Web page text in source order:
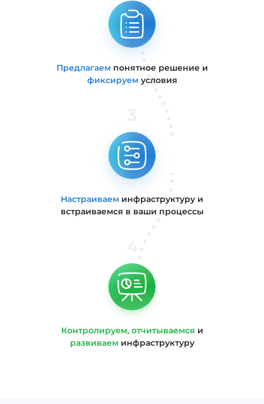
Предлагаемпонятное решение и
фиксируемусловия
Настраиваем инфраструктуру и
встраиваемся в ваши процессы
Контролируем, отчитываемся и
развиваеминфраструктуру